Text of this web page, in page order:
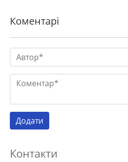
Коментарі
Контакти